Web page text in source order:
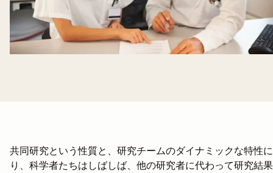
共同研究という性質と、研究チームのダイナミックな特性
り、科学者たちはしばしば、他の研究者に代わって研究結